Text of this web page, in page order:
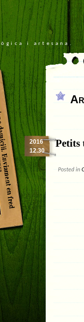
i artesana.
Petits
2016
12.30
Posted in